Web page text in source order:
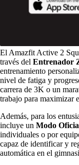
El Amazfit Active 2
través del Entrenador
entrenamiento
nivel de fatiga y
carrera de 3K o un
trabajo para maximizar
Además, para los
incluye un Modo
individuales o por
capaz de identificar y
automática en el